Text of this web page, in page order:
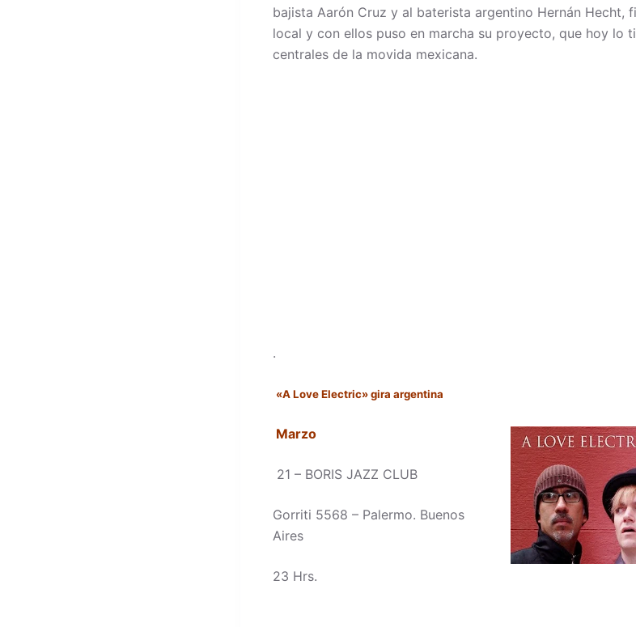
bajista Aarón Cruz y al baterista argentino Hernán Hecht,
local y con ellos puso en marcha su proyecto, que hoy lo
centrales de la movida mexicana.
.
«A Love Electric» gira argentina
Marzo
21 – BORIS JAZZ CLUB
Gorriti 5568 – Palermo. Buenos
Aires
23 Hrs.